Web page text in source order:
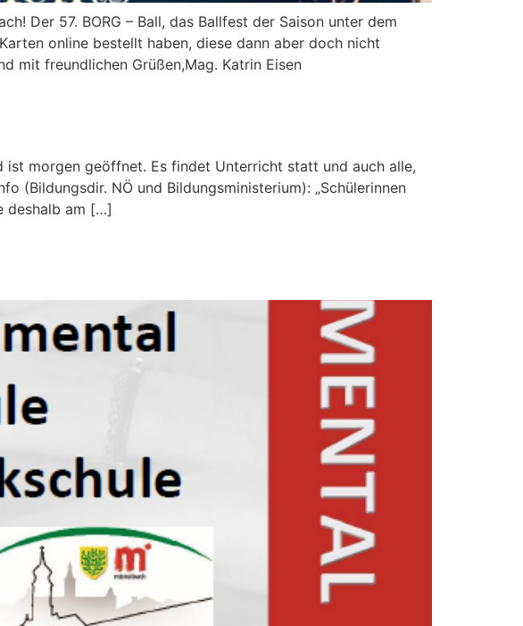
Der 57. BORG – Ball, das Ballfest der Saison unter dem
online bestellt haben, diese dann aber doch nicht
mit freundlichen Grüßen,Mag. Katrin Eisen
ist morgen geöffnet. Es findet Unterricht statt und auch alle,
(Bildungsdir. NÖ und Bildungsministerium): „Schülerinnen
deshalb am […]